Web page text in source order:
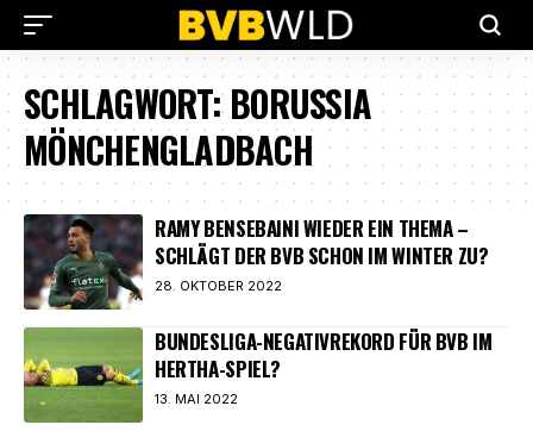
SCHLAGWORT:BORUSSIA
MÖNCHENGLADBACH
RAMY BENSEBAINI WIEDER EIN THEMA –
SCHLÄGT DER BVB SCHON IM WINTER ZU?
28. OKTOBER 2022
BUNDESLIGA-NEGATIVREKORD FÜR BVB IM
HERTHA-SPIEL?
13. MAI 2022